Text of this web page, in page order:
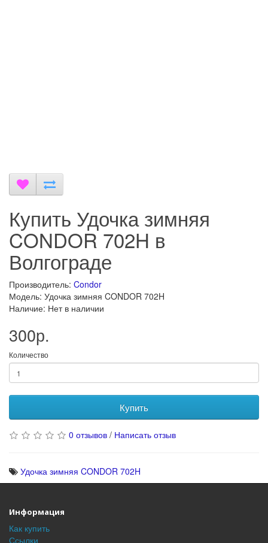
Купить Удочка зимняя
CONDOR 702H в
Волгограде
Производитель: Condor
Модель: Удочка зимняя CONDOR 702H
Наличие: Нет в наличии
300р.
Количество
Купить
0 отзывов / Написать отзыв
Удочка зимняя CONDOR 702H
Информация
Как купить
Ссылки